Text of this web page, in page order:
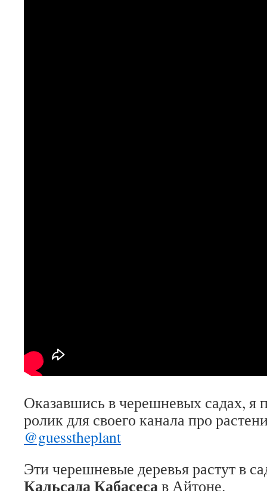
Оказавшись в черешневых садах, я
ролик для своего канала про
@guesstheplant
Эти черешневые деревья растут в
Кальсада Кабасесав Айтоне.